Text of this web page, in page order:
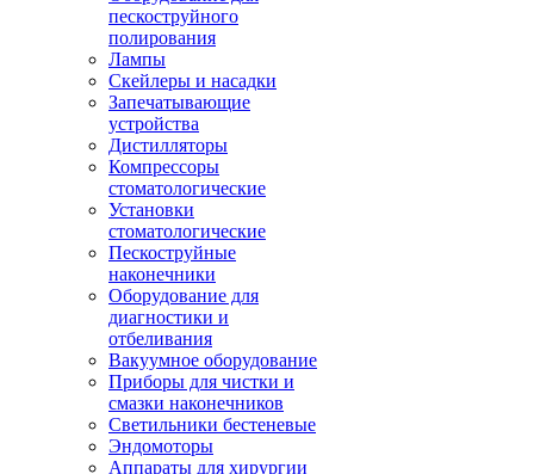
пескоструйного
полирования
Лампы
Скейлеры и насадки
Запечатывающие
устройства
Дистилляторы
Компрессоры
стоматологические
Установки
стоматологические
Пескоструйные
наконечники
Оборудование для
диагностики и
отбеливания
Вакуумное оборудование
Приборы для чистки и
смазки наконечников
Светильники бестеневые
Эндомоторы
Аппараты для хирургии